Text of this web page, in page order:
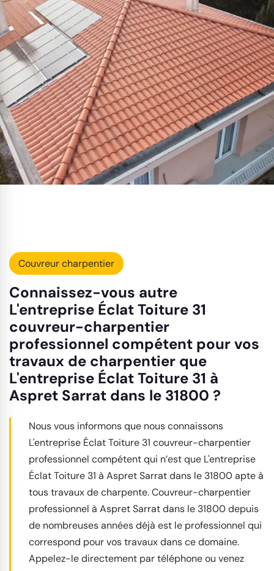
Couvreur charpentier
Connaissez-vous autre
L'entreprise Éclat Toiture 31
couvreur-charpentier
professionnel compétent pour vos
travaux de charpentier que
L'entreprise Éclat Toiture 31 à
Aspret Sarrat dans le 31800 ?
Nous vous informons que nous connaissons
L'entreprise Éclat Toiture 31 couvreur-charpentier
professionnel compétent qui n’est que L'entreprise
Éclat Toiture 31 à Aspret Sarrat dans le 31800 apte à
tous travaux de charpente. Couvreur-charpentier
professionnel à Aspret Sarrat dans le 31800 depuis
de nombreuses années déjà est le professionnel qui
correspond pour vos travaux dans ce domaine.
Appelez-le directement par téléphone ou venez